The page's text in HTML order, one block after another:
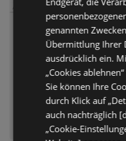
mit
ANGEBOT
genannten
Übermittlung Ihrer
ausdrücklich ein.
„Cookies
Sie können Ihre
durch Klick auf
auch nachträglich
„Cookie-